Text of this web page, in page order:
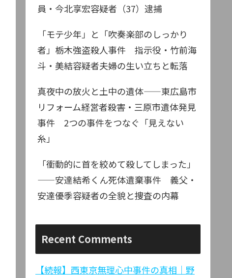
員・今北享宏容疑者（37）逮捕
「モテ少年」と「吹奏楽部のしっかり
者」栃木強盗殺人事件 指示役・竹前海
斗・美結容疑者夫婦の生い立ちと転落
真夜中の放火と土中の遺体——東広島市
リフォーム経営者殺害・三原市遺体発見
事件 2つの事件をつなぐ「見えない
糸」
「衝動的に首を絞めて殺してしまった」
——安達結希くん死体遺棄事件 義父・
安達優季容疑者の全貌と捜査の内幕
Recent Comments
【続報】西東京無理心中事件の真相｜野